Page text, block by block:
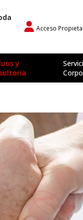
Acceso
y